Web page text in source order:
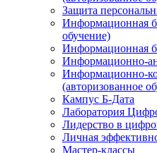
Защита
Информационная
обучение)
Информационная
Информационно-
Информационно-
(авторизованное
Кампус Б-Дата
Лаборатория
Лидерство в
Личная
Мастер-классы